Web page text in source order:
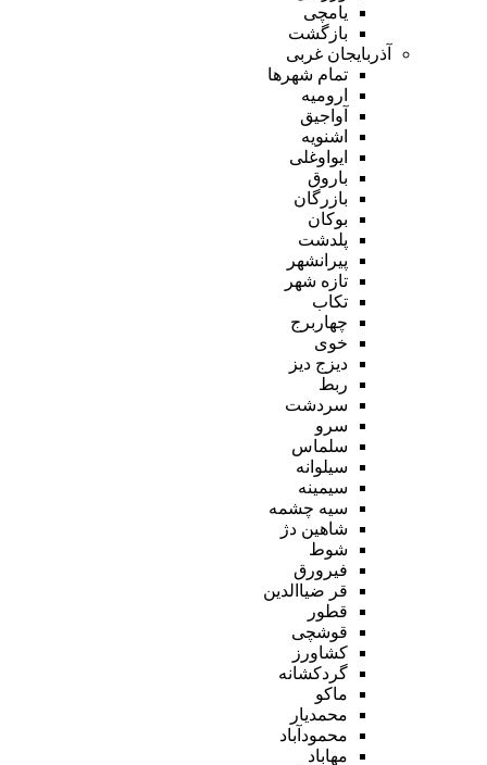
یامچی
بازگشت
آذربایجان غربی
تمام شهر‌ها
ارومیه
آواجیق
اشنویه
ایواوغلی
باروق
بازرگان
بوکان
پلدشت
پیرانشهر
تازه شهر
تکاب
چهاربرج
خوی
دیزج دیز
ربط
سردشت
سرو
سلماس
سیلوانه
سیمینه
سیه چشمه
شاهین دژ
شوط
فیرورق
قر ضیاالدین
قطور
قوشچی
کشاورز
گردکشانه
ماکو
محمدیار
محمودآباد
مهاباد